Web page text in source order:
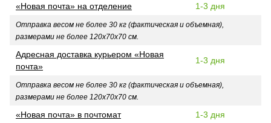
«Новая почта» на отделение
1-3 дня
Отправка весом не более 30 кг (фактическая и объемная),
размерами не более 120х70х70 см.
Адресная доставка курьером «Новая
почта»
1-3 дня
Отправка весом не более 30 кг (фактическая и объемная),
размерами не более 120х70х70 см.
«Новая почта» в почтомат 1-3 дня